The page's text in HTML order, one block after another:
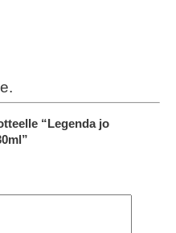
“Legenda jo